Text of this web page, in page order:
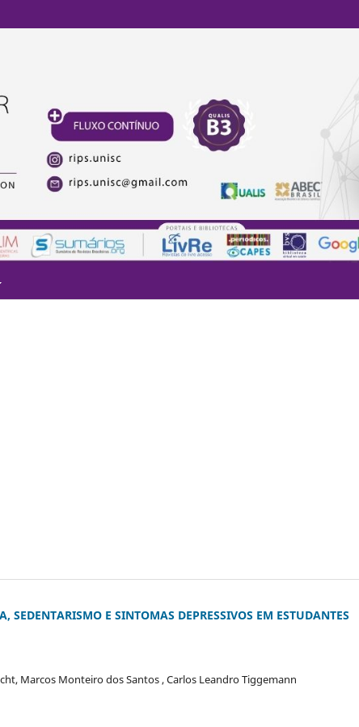
SEDENTARISMO E SINTOMAS DEPRESSIVOS EM ESTUDANTES
Marcos Monteiro dos Santos , Carlos Leandro Tiggemann